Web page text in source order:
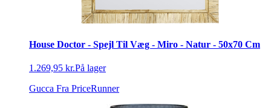
House Doctor - Spejl Til Væg - Miro - Natur - 50x70 Cm
1.269,95 kr.På lager
Gucca Fra PriceRunner